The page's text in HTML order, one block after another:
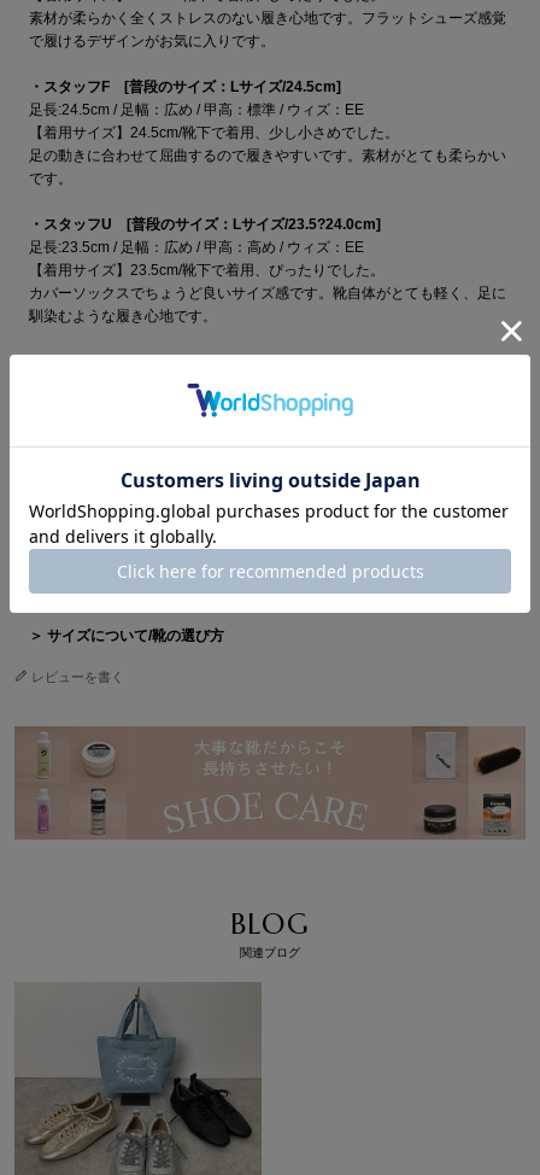
素材が柔らかく全くストレスのない履き心地です。フラットシューズ感覚
で履けるデザインがお気に入りです。
・スタッフF [普段のサイズ：Lサイズ/24.5cm]
足長:24.5cm / 足幅：広め / 甲高：標準 / ウィズ：EE
【着用サイズ】24.5cm/靴下で着用、少し小さめでした。
足の動きに合わせて屈曲するので履きやすいです。素材がとても柔らかい
です。
・スタッフU [普段のサイズ：Lサイズ/23.5?24.0cm]
足長:23.5cm / 足幅：広め / 甲高：高め / ウィズ：EE
【着用サイズ】23.5cm/靴下で着用、ぴったりでした。
カバーソックスでちょうど良いサイズ感です。靴自体がとても軽く、足に
馴染むような履き心地です。
●原産国：日本
●重さ(片足)：130g
＞ サイズについて/靴の選び方
レビューを書く
BLOG
関連ブログ